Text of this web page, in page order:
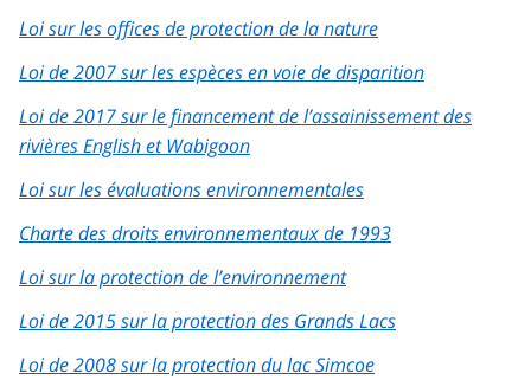
Loi sur les offices de protection de la nature
Loi de 2007 sur les espèces en voie de disparition
Loi de 2017 sur le financement de l’assainissement des
rivières English et Wabigoon
Loi sur les évaluations environnementales
Charte des droits environnementaux de 1993
Loi sur la protection de l’environnement
Loi de 2015 sur la protection des Grands Lacs
Loi de 2008 sur la protection du lac Simcoe